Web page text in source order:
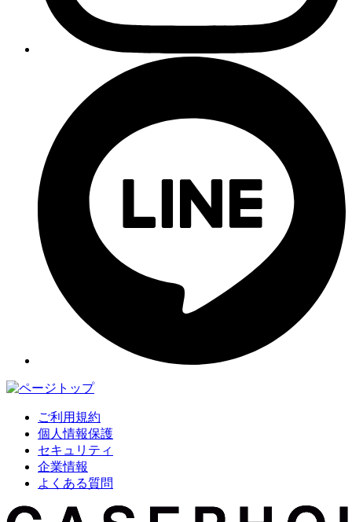
ご利用規約
個人情報保護
セキュリティ
企業情報
よくある質問